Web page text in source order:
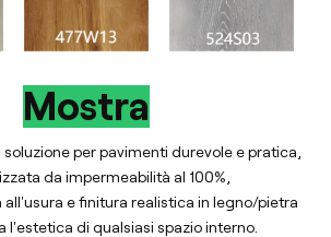
Mostra
soluzione per pavimenti durevole e pratica,
da impermeabilità al 100%,
all'usura e finitura realistica in legno/pietra
l'estetica di qualsiasi spazio interno.